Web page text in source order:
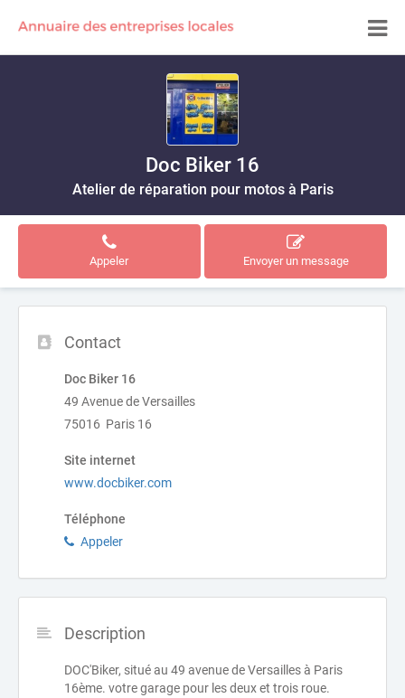
Doc Biker 16
Atelier de réparation pour motos à Paris
Appeler Envoyer un message
Contact
Doc Biker 16
49 Avenue de Versailles
75016 Paris 16
Site internet
www.docbiker.com
Téléphone
Appeler
Description
DOC'Biker, situé au 49 avenue de Versailles à Paris
16ème. votre garage pour les deux et trois roue.